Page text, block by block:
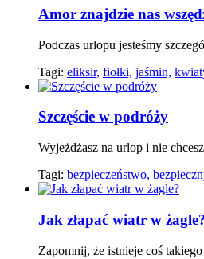
Amor znajdzie nas
Podczas urlopu jesteśmy
Tagi: eliksir, fiołki, jaśmin,
Szczęście w podróży
Wyjeżdżasz na urlop i nie
Tagi: bezpieczeństwo,
Jak złapać wiatr w
Zapomnij, że istnieje coś